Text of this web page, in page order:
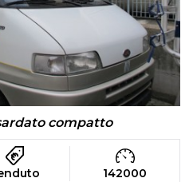
compatto
142000